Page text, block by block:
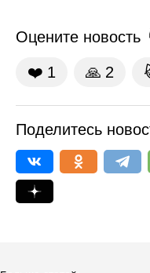
Оцените новость
❤️ 1 🙏 2
Поделитесь